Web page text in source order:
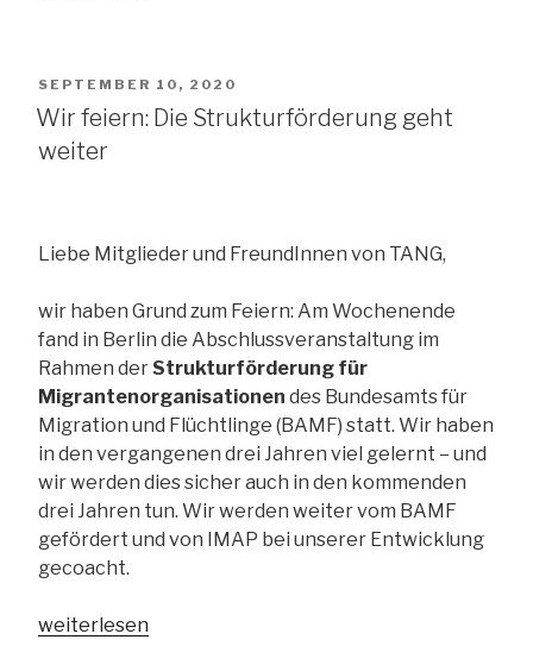
VERÖFFENTLICHT
AM
SEPTEMBER 10, 2020
Wir feiern: Die Strukturförderung geht
weiter
Liebe Mitglieder und FreundInnen von TANG,
wir haben Grund zum Feiern: Am Wochenende
fand in Berlin die Abschlussveranstaltung im
Rahmen derStrukturförderung für
Migrantenorganisationen des Bundesamts für
Migration und Flüchtlinge (BAMF) statt. Wir haben
in den vergangenen drei Jahren viel gelernt – und
wir werden dies sicher auch in den kommenden
drei Jahren tun. Wir werden weiter vom BAMF
gefördert und von IMAP bei unserer Entwicklung
gecoacht.
„Wir
weiterlesen